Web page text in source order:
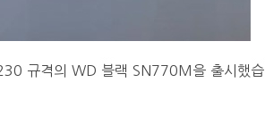
규격의 WD 블랙 SN770M을 출시했습